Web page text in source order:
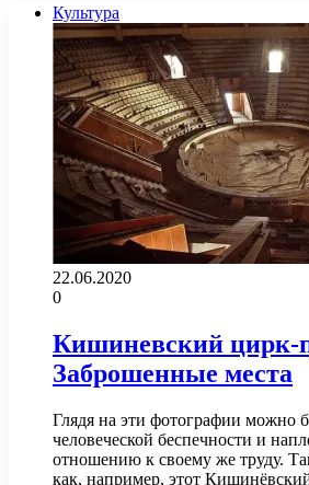
Культура
22.06.2020
0
Кишиневский цирк-
Заброшенные места
Глядя на эти фотографии можно
человеческой беспечности и
отношению к своему же труду.
как, например, этот